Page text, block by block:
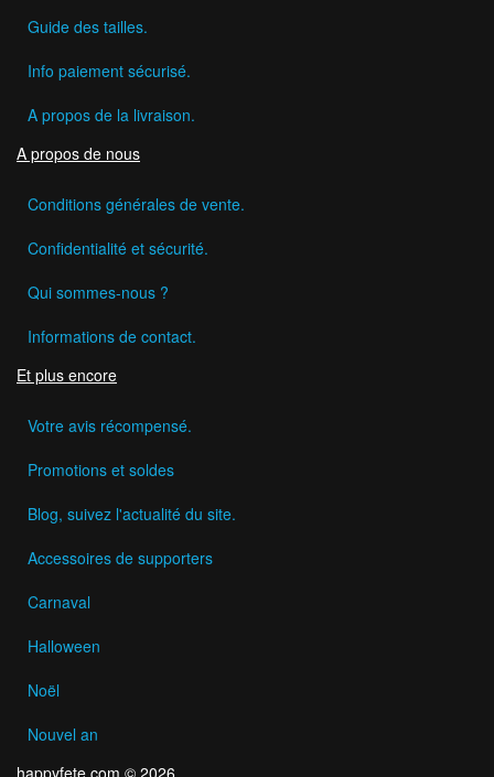
Guide des tailles.
Info paiement sécurisé.
A propos de la livraison.
A propos de nous
Conditions générales de vente.
Confidentialité et sécurité.
Qui sommes-nous ?
Informations de contact.
Et plus encore
Votre avis récompensé.
Promotions et soldes
Blog, suivez l'actualité du site.
Accessoires de supporters
Carnaval
Halloween
Noël
Nouvel an
happyfete.com © 2026